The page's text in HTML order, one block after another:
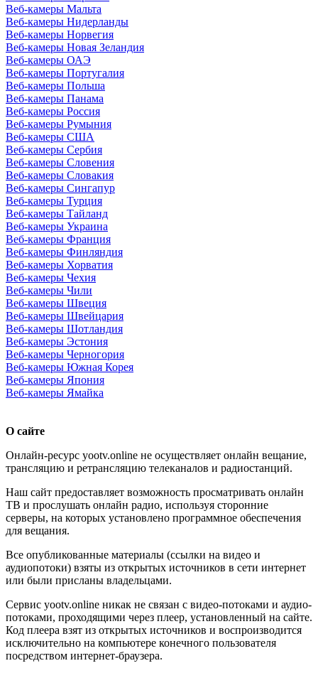
Веб-камеры Мальта
Веб-камеры Нидерланды
Веб-камеры Норвегия
Веб-камеры Новая Зеландия
Веб-камеры ОАЭ
Веб-камеры Португалия
Веб-камеры Польша
Веб-камеры Панама
Веб-камеры Россия
Веб-камеры Румыния
Веб-камеры США
Веб-камеры Сербия
Веб-камеры Словения
Веб-камеры Словакия
Веб-камеры Сингапур
Веб-камеры Турция
Веб-камеры Тайланд
Веб-камеры Украина
Веб-камеры Франция
Веб-камеры Финляндия
Веб-камеры Хорватия
Веб-камеры Чехия
Веб-камеры Чили
Веб-камеры Швеция
Веб-камеры Швейцария
Веб-камеры Шотландия
Веб-камеры Эстония
Веб-камеры Черногория
Веб-камеры Южная Корея
Веб-камеры Япония
Веб-камеры Ямайка
О сайте
Онлайн-ресурс yootv.online не осуществляет онлайн вещание,
трансляцию и ретрансляцию телеканалов и радиостанций.
Наш сайт предоставляет возможность просматривать онлайн
ТВ и прослушать онлайн радио, используя сторонние
серверы, на которых установлено программное обеспечения
для вещания.
Все опубликованные материалы (ссылки на видео и
аудиопотоки) взяты из открытых источников в сети интернет
или были присланы владельцами.
Сервис yootv.online никак не связан с видео-потоками и аудио-
потоками, проходящими через плеер, установленный на сайте.
Код плеера взят из открытых источников и воспроизводится
исключительно на компьютере конечного пользователя
посредством интернет-браузера.